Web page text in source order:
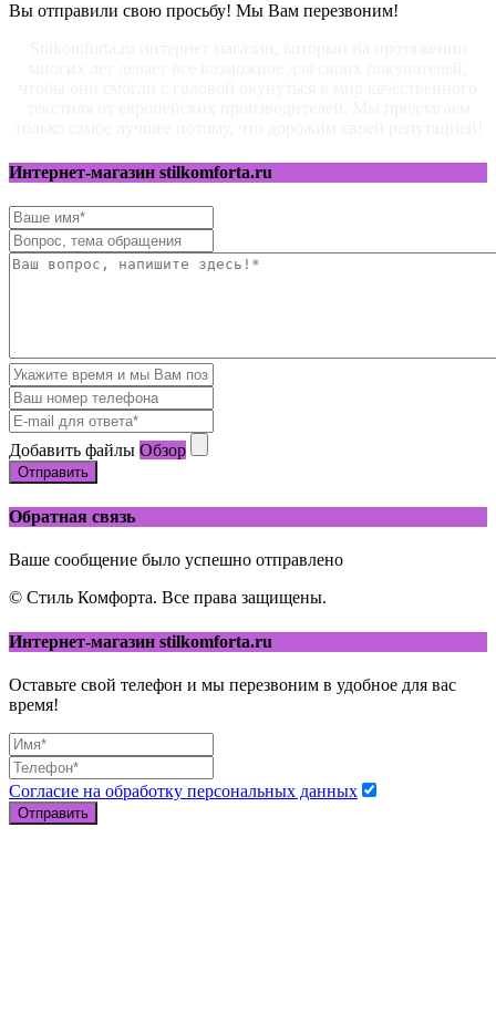
Вы отправили свою просьбу! Мы Вам перезвоним!
Интернет-магазин stilkomforta.ru
Добавить файлы Обзор
Отправить
Обратная связь
Ваше сообщение было успешно отправлено
© Стиль Комфорта. Все права защищены.
Интернет-магазин stilkomforta.ru
Оставьте свой телефон и мы перезвоним в удобное для вас
время!
Согласие на обработку персональных данных
Отправить